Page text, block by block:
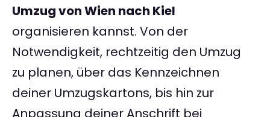
Umzug von Wien nach Kiel
organisieren kannst. Von der
Notwendigkeit, rechtzeitig den Umzug
zu planen, über das Kennzeichnen
deiner Umzugskartons, bis hin zur